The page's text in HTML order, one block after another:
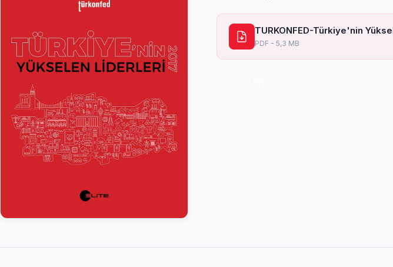
TURKONFED-Türkiye'nin
PDF - 5,3 MB